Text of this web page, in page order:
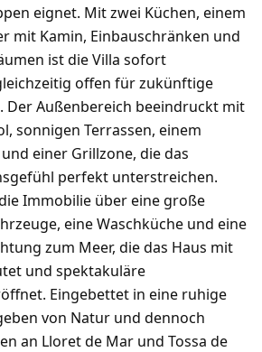
eignet. Mit zwei Küchen, einem
mit Kamin, Einbauschränken und
ist die Villa sofort
offen für zukünftige
Der Außenbereich beeindruckt mit
sonnigen Terrassen, einem
einer Grillzone, die das
perfekt unterstreichen.
Immobilie über eine große
eine Waschküche und eine
zum Meer, die das Haus mit
und spektakuläre
Eingebettet in eine ruhige
von Natur und dennoch
an Lloret de Mar und Tossa de